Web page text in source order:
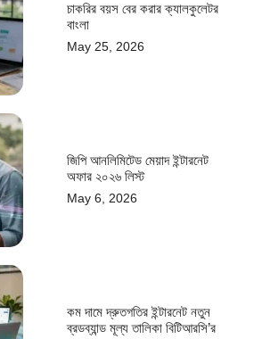
চাকরির বয়স বের করার ক্যালকুলেটর
বাংলা
May 25, 2026
জিপি আনলিমিটেড মেয়াদ ইন্টারনেট
অফার ২০২৬ লিস্ট
May 6, 2026
কম দামে দ্রুতগতির ইন্টারনেট নতুন
ব্রডব্যান্ড মূল্য তালিকা বিটিআরসি’র